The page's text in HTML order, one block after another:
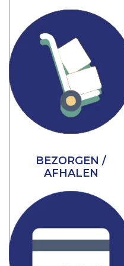
BEZORGEN /
AFHALEN